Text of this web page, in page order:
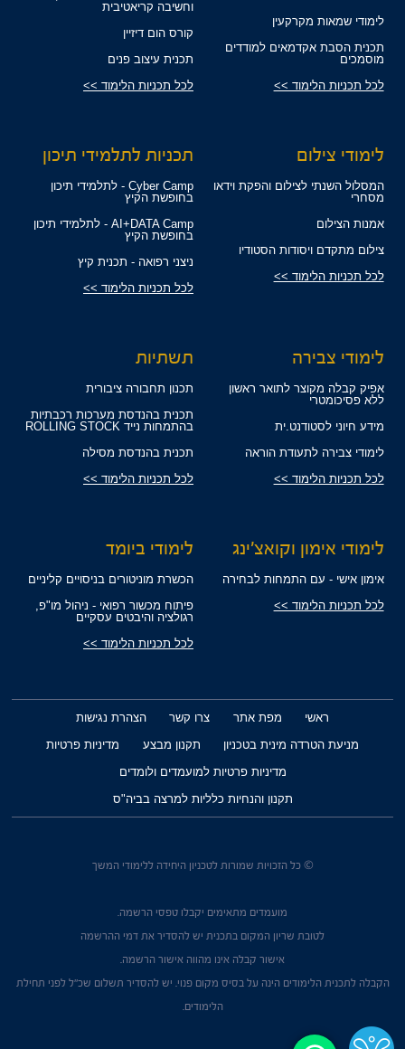
לימודי שמאות מקרקעין
תכנית הסבת אקדמאים למודדים
מוסמכים
לכל תכניות הלימוד >>
וחשיבה קריאטיבית
קורס הום דיזיין
תכנית עיצוב פנים
לכל תכניות הלימוד >>
לימודי צילום
המסלול השנתי לצילום והפקת וידאו
מסחרי
אמנות הצילום
צילום מתקדם ויסודות הסטודיו
לכל תכניות הלימוד >>
תכניות לתלמידי תיכון
Cyber Camp - לתלמידי תיכון
בחופשת הקיץ
AI+DATA Camp - לתלמידי תיכון
בחופשת הקיץ
ניצני רפואה - תכנית קיץ
לכל תכניות הלימוד >>
לימודי צבירה
אפיק קבלה מקוצר לתואר ראשון
ללא פסיכומטרי
מידע חיוני לסטודנט.ית
לימודי צבירה לתעודת הוראה
לכל תכניות הלימוד >>
תשתיות
תכנון תחבורה ציבורית
תכנית בהנדסת מערכות רכבתיות
בהתמחות נייד ROLLING STOCK
תכנית בהנדסת מסילה
לכל תכניות הלימוד >>
לימודי אימון וקואצ'ינג
אימון אישי - עם התמחות לבחירה
לכל תכניות הלימוד >>
לימודי ביומד
הכשרת מוניטורים בניסויים קליניים
פיתוח מכשור רפואי - ניהול מו"פ,
רגולציה והיבטים עסקיים
לכל תכניות הלימוד >>
ראשי מפת אתר צרו קשר
הצהרת נגישות
מניעת הטרדה מינית בטכניון
תקנון מבצע
מדיניות פרטיות
מדיניות פרטיות למועמדים ולומדים
תקנון והנחיות כלליות למרצה בביה"ס
© כל הזכויות שמורות לטכניון היחידה ללימודי המשך
מועמדים מתאימים יקבלו טפסי הרשמה.
לטובת שריון המקום בתכנית יש להסדיר את דמי ההרשמה
אישור קבלה אינו מהווה אישור הרשמה.
הקבלה לתכנית הלימודים הינה על בסיס מקום פנוי. יש להסדיר תשלום שכ"ל לפני תחילת
הלימודים.